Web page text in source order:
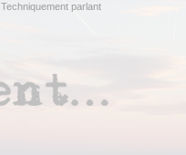
Techniquement parlant